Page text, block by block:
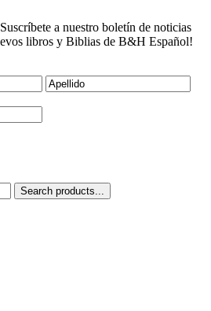
a nuestro boletín de noticias
libros y Biblias de B&H Español!
Nombre
Search products...